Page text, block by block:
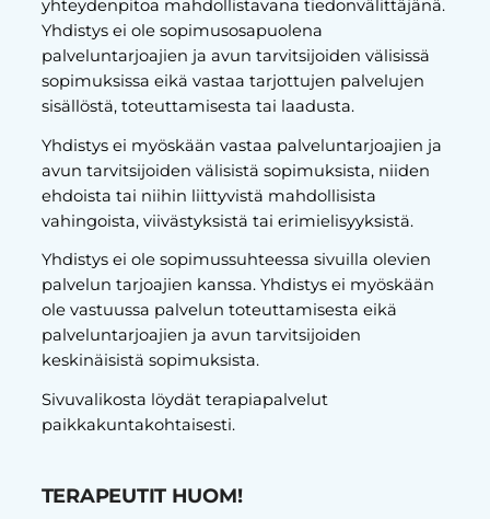
yhteydenpitoa mahdollistavana tiedonvälittäjänä.
Yhdistys ei ole sopimusosapuolena
palveluntarjoajien ja avun tarvitsijoiden välisissä
sopimuksissa eikä vastaa tarjottujen palvelujen
sisällöstä, toteuttamisesta tai laadusta.
Yhdistys ei myöskään vastaa palveluntarjoajien ja
avun tarvitsijoiden välisistä sopimuksista, niiden
ehdoista tai niihin liittyvistä mahdollisista
vahingoista, viivästyksistä tai erimielisyyksistä.
Yhdistys ei ole sopimussuhteessa sivuilla olevien
palvelun tarjoajien kanssa. Yhdistys ei myöskään
ole vastuussa palvelun toteuttamisesta eikä
palveluntarjoajien ja avun tarvitsijoiden
keskinäisistä sopimuksista.
Sivuvalikosta löydät terapiapalvelut
paikkakuntakohtaisesti.
TERAPEUTIT HUOM!